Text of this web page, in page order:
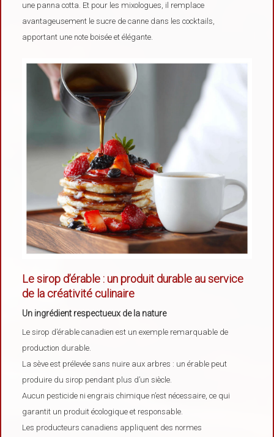
une panna cotta. Et pour les mixologues, il remplace
avantageusement le sucre de canne dans les cocktails,
apportant une note boisée et élégante.
Le sirop d’érable : un produit durable au service
de la créativité culinaire
Un ingrédient respectueux de la nature
Le sirop d’érable canadien est un exemple remarquable de
production durable.
La sève est prélevée sans nuire aux arbres : un érable peut
produire du sirop pendant plus d’un siècle.
Aucun pesticide ni engrais chimique n’est nécessaire, ce qui
garantit un produit écologique et responsable.
Les producteurs canadiens appliquent des normes